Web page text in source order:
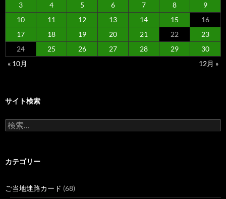
3
4 5 6 7 8
9
10
11 12 13 14 15
16
17
18 19 20 21 22
23
24
25 26 27 28 29
30
« 10月
12月 »
サイト検索
検
索:
カテゴリー
ご当地迷路カード (68)